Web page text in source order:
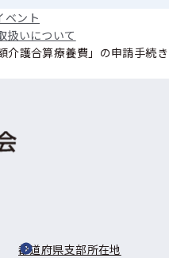
ベント
扱いについて
介護合算療養費」の申請手続き
都道府県支部所在地